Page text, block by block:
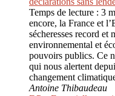
Temps de lecture : 3
encore, la France et
sécheresses record et
environnemental et
pouvoirs publics. Ce
qui nous alertent
changement
Antoine Thibaudeau